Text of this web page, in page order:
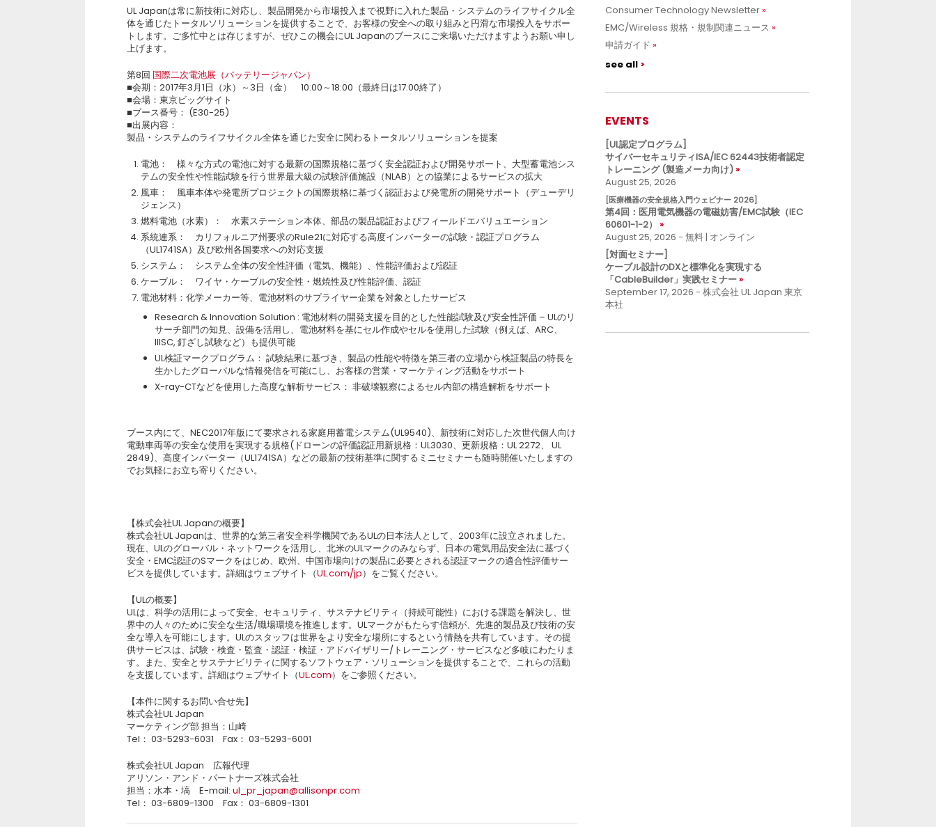
UL Japanは常に新技術に対応し、製品開発から市場投入まで視野に入れた製品・システムのライフサイクル全
体を通じたトータルソリューションを提供することで、お客様の安全への取り組みと円滑な市場投入をサポー
トします。ご多忙中とは存じますが、ぜひこの機会にUL Japanのブースにご来場いただけますようお願い申し
上げます。
第8回 国際二次電池展（バッテリージャパン）
■会期：2017年3月1日（水）～3日（金） 10:00～18:00（最終日は17:00終了）
■会場：東京ビッグサイト
■ブース番号： (E30-25)
■出展内容：
製品・システムのライフサイクル全体を通じた安全に関わるトータルソリューションを提案
電池： 様々な方式の電池に対する最新の国際規格に基づく安全認証および開発サポート、大型蓄電池シス
テムの安全性や性能試験を行う世界最大級の試験評価施設（NLAB）との協業によるサービスの拡大
風車： 風車本体や発電所プロジェクトの国際規格に基づく認証および発電所の開発サポート（デューデリ
ジェンス）
燃料電池（水素）： 水素ステーション本体、部品の製品認証およびフィールドエバリュエーション
系統連系： カリフォルニア州要求のRule21に対応する高度インバーターの試験・認証プログラム
（UL1741SA）及び欧州各国要求への対応支援
システム： システム全体の安全性評価（電気、機能）、性能評価および認証
ケーブル： ワイヤ・ケーブルの安全性・燃焼性及び性能評価、認証
電池材料：化学メーカー等、電池材料のサプライヤー企業を対象としたサービス
Research & Innovation Solution : 電池材料の開発支援を目的とした性能試験及び安全性評価 – ULのリ
サーチ部門の知見、設備を活用し、電池材料を基にセル作成やセルを使用した試験（例えば、ARC、
IIISC, 釘ざし試験など）も提供可能
UL検証マークプログラム： 試験結果に基づき、製品の性能や特徴を第三者の立場から検証製品の特長を
生かしたグローバルな情報発信を可能にし、お客様の営業・マーケティング活動をサポート
X-ray-CTなどを使用した高度な解析サービス： 非破壊観察によるセル内部の構造解析をサポート
ブース内にて、NEC2017年版にて要求される家庭用蓄電システム(UL9540)、新技術に対応した次世代個人向け
電動車両等の安全な使用を実現する規格(ドローンの評価認証用新規格：UL3030、更新規格：UL 2272、 UL
2849)、高度インバーター（UL1741SA）などの最新の技術基準に関するミニセミナーも随時開催いたしますの
でお気軽にお立ち寄りください。
【株式会社UL Japanの概要】
株式会社UL Japanは、世界的な第三者安全科学機関であるULの日本法人として、2003年に設立されました。
現在、ULのグローバル・ネットワークを活用し、北米のULマークのみならず、日本の電気用品安全法に基づく
安全・EMC認証のSマークをはじめ、欧州、中国市場向けの製品に必要とされる認証マークの適合性評価サー
ビスを提供しています。詳細はウェブサイト（UL.com/jp）をご覧ください。
【ULの概要】
ULは、科学の活用によって安全、セキュリティ、サステナビリティ（持続可能性）における課題を解決し、世
界中の人々のために安全な生活/職場環境を推進します。ULマークがもたらす信頼が、先進的製品及び技術の安
全な導入を可能にします。ULのスタッフは世界をより安全な場所にするという情熱を共有しています。その提
供サービスは、試験・検査・監査・認証・検証・アドバイザリー/トレーニング・サービスなど多岐にわたりま
す。また、安全とサステナビリティに関するソフトウェア・ソリューションを提供することで、これらの活動
を支援しています。詳細はウェブサイト（UL.com）をご参照ください。
【本件に関するお問い合せ先】
株式会社UL Japan
マーケティング部 担当：山崎
Tel： 03-5293-6031 Fax： 03-5293-6001
株式会社UL Japan 広報代理
アリソン・アンド・パートナーズ株式会社
担当：水本・塙 E-mail: ul_pr_japan@allisonpr.com
Tel： 03-6809-1300 Fax： 03-6809-1301
Consumer Technology Newsletter
EMC/Wireless 規格・規制関連ニュース
申請ガイド
see all
EVENTS
[UL認定プログラム]
サイバーセキュリティISA/IEC 62443技術者認定
トレーニング (製造メーカ向け)
August 25, 2026
[医療機器の安全規格入門ウェビナー 2026]
第4回：医用電気機器の電磁妨害/EMC試験（IEC
60601-1-2）
August 25, 2026 - 無料 | オンライン
[対面セミナー]
ケーブル設計のDXと標準化を実現する
「CableBuilder」実践セミナー
September 17, 2026 - 株式会社 UL Japan 東京
本社